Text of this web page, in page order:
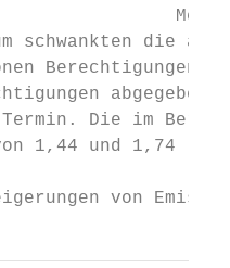
schwankten die
Berechtigungen.
Die im
1,44 und 1,74
von